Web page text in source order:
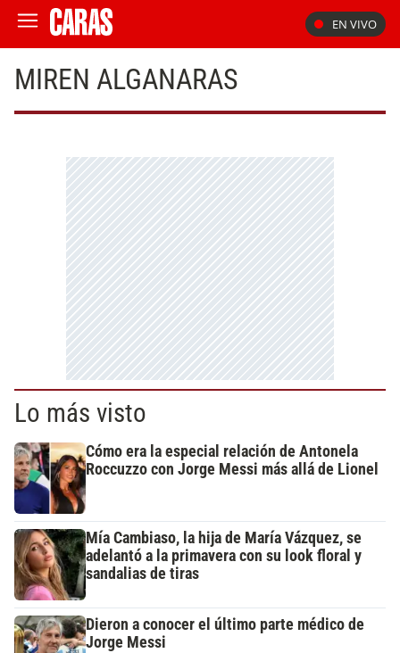
EN VIVO
MIREN ALGANARAS
Lo más visto
Cómo era la especial relación de Antonela
Roccuzzo con Jorge Messi más allá de Lionel
Mía Cambiaso, la hija de María Vázquez, se
adelantó a la primavera con su look floral y
sandalias de tiras
Dieron a conocer el último parte médico de
Jorge Messi